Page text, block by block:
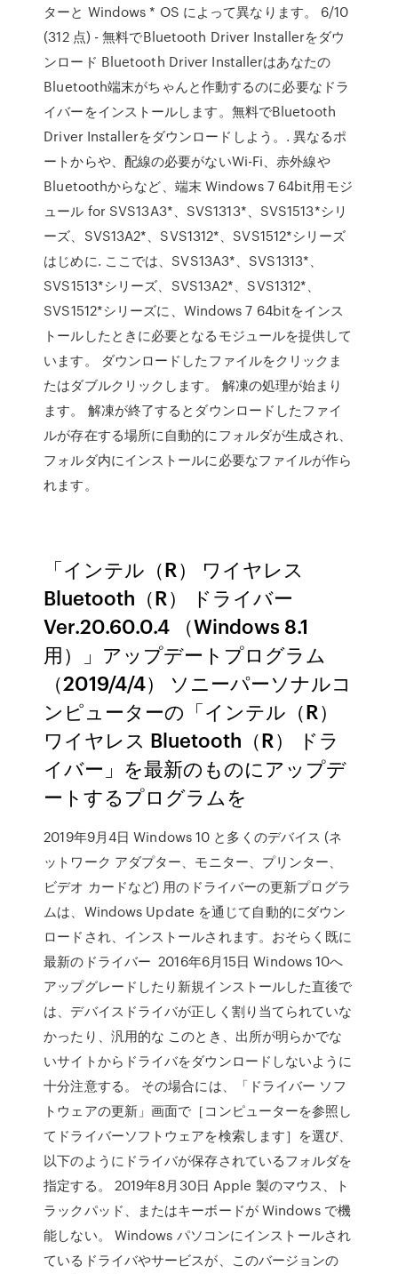
ターと Windows * OS によって異なります。 6/10
(312 点) - 無料でBluetooth Driver Installerをダウ
ンロード Bluetooth Driver Installerはあなたの
Bluetooth端末がちゃんと作動するのに必要なドラ
イバーをインストールします。無料でBluetooth
Driver Installerをダウンロードしよう。. 異なるポ
ートからや、配線の必要がないWi-Fi、赤外線や
Bluetoothからなど、端末 Windows 7 64bit用モジ
ュール for SVS13A3*、SVS1313*、SVS1513*シリ
ーズ、SVS13A2*、SVS1312*、SVS1512*シリーズ
はじめに. ここでは、SVS13A3*、SVS1313*、
SVS1513*シリーズ、SVS13A2*、SVS1312*、
SVS1512*シリーズに、Windows 7 64bitをインス
トールしたときに必要となるモジュールを提供して
います。 ダウンロードしたファイルをクリックま
たはダブルクリックします。 解凍の処理が始まり
ます。 解凍が終了するとダウンロードしたファイ
ルが存在する場所に自動的にフォルダが生成され、
フォルダ内にインストールに必要なファイルが作ら
れます。
「インテル（R） ワイヤレス
Bluetooth（R） ドライバー
Ver.20.60.0.4 （Windows 8.1
用）」アップデートプログラム
（2019/4/4） ソニーパーソナルコ
ンピューターの「インテル（R）
ワイヤレス Bluetooth（R） ドラ
イバー」を最新のものにアップデ
ートするプログラムを
2019年9月4日 Windows 10 と多くのデバイス (ネ
ットワーク アダプター、モニター、プリンター、
ビデオ カードなど) 用のドライバーの更新プログラ
ムは、Windows Update を通じて自動的にダウン
ロードされ、インストールされます。おそらく既に
最新のドライバー 2016年6月15日 Windows 10へ
アップグレードしたり新規インストールした直後で
は、デバイスドライバが正しく割り当てられていな
かったり、汎用的な このとき、出所が明らかでな
いサイトからドライバをダウンロードしないように
十分注意する。 その場合には、「ドライバー ソフ
トウェアの更新」画面で［コンピューターを参照し
てドライバーソフトウェアを検索します］を選び、
以下のようにドライバが保存されているフォルダを
指定する。 2019年8月30日 Apple 製のマウス、ト
ラックパッド、またはキーボードが Windows で機
能しない。 Windows パソコンにインストールされ
ているドライバやサービスが、このバージョンの